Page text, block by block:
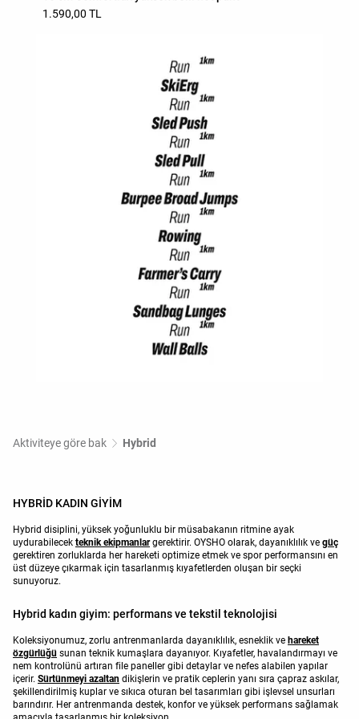
1.590,00 TL
Aktiviteye göre bak Hybrid
HYBRİD KADIN GİYİM
Hybrid disiplini, yüksek yoğunluklu bir müsabakanın ritmine ayak
uydurabilecek teknik ekipmanlargerektirir. OYSHO olarak, dayanıklılık ve güç
gerektiren zorluklarda her hareketi optimize etmek ve spor performansını en
üst düzeye çıkarmak için tasarlanmış kıyafetlerden oluşan bir seçki
sunuyoruz.
Hybrid kadın giyim: performans ve tekstil teknolojisi
Koleksiyonumuz, zorlu antrenmanlarda dayanıklılık, esneklik ve hareket
özgürlüğü sunan teknik kumaşlara dayanıyor. Kıyafetler, havalandırmayı ve
nem kontrolünü artıran file paneller gibi detaylar ve nefes alabilen yapılar
içerir. Sürtünmeyi azaltan dikişlerin ve pratik ceplerin yanı sıra çapraz askılar,
şekillendirilmiş kuplar ve sıkıca oturan bel tasarımları gibi işlevsel unsurları
barındırır. Her antrenmanda destek, konfor ve yüksek performans sağlamak